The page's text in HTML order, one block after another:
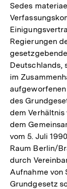
Sedes
Regierungen
Deutschlands,
im
des
dem
dem
vom 5. Juli
Raum Berlin/
durch
Aufnahme von
Grundgesetz